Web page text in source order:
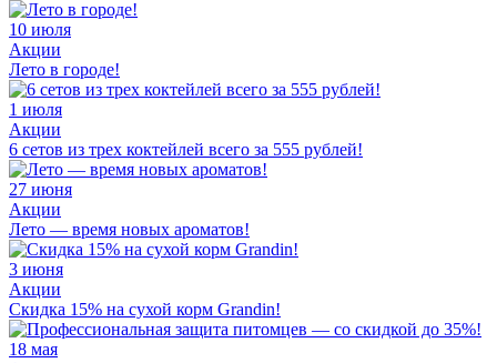
10 июля
Акции
Лето в городе!
1 июля
Акции
6 сетов из трех коктейлей всего за 555 рублей!
27 июня
Акции
Лето — время новых ароматов!
3 июня
Акции
Скидка 15% на сухой корм Grandin!
18 мая